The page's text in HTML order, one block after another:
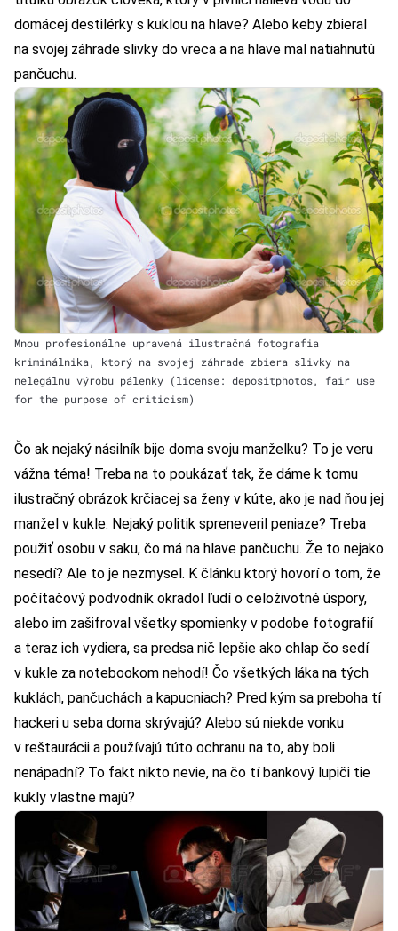
domácej destilérky s kuklou na hlave? Alebo keby zbieral
na svojej záhrade slivky do vreca a na hlave mal natiahnutú
pančuchu.
Mnou profesionálne upravená ilustračná fotografia
kriminálnika, ktorý na svojej záhrade zbiera slivky na
nelegálnu výrobu pálenky (license: depositphotos, fair use
for the purpose of criticism)
Čo ak nejaký násilník bije doma svoju manželku? To je veru
vážna téma! Treba na to poukázať tak, že dáme k tomu
ilustračný obrázok krčiacej sa ženy v kúte, ako je nad ňou jej
manžel v kukle. Nejaký politik spreneveril peniaze? Treba
použiť osobu v saku, čo má na hlave pančuchu. Že to nejako
nesedí? Ale to je nezmysel. K článku ktorý hovorí o tom, že
počítačový podvodník okradol ľudí o celoživotné úspory,
alebo im zašifroval všetky spomienky v podobe fotografií
a teraz ich vydiera, sa predsa nič lepšie ako chlap čo sedí
v kukle za notebookom nehodí! Čo všetkých láka na tých
kuklách, pančuchách a kapucniach? Pred kým sa preboha tí
hackeri u seba doma skrývajú? Alebo sú niekde vonku
v reštaurácii a používajú túto ochranu na to, aby boli
nenápadní? To fakt nikto nevie, na čo tí bankový lupiči tie
kukly vlastne majú?